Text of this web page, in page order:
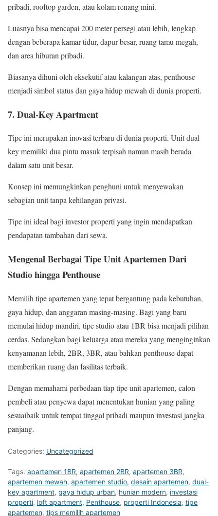
pribadi, rooftop garden, atau kolam renang mini.
Luasnya bisa mencapai 200 meter persegi atau lebih, lengkap
dengan beberapa kamar tidur, dapur besar, ruang tamu megah,
dan area hiburan pribadi.
Biasanya dihuni oleh eksekutif atau kalangan atas, penthouse
menjadi simbol status dan gaya hidup mewah di dunia properti.
7. Dual-Key Apartment
Tipe ini merupakan inovasi terbaru di dunia properti. Unit dual-
key memiliki dua pintu masuk terpisah namun masih berada
dalam satu unit besar.
Konsep ini memungkinkan penghuni untuk menyewakan
sebagian unit tanpa kehilangan privasi.
Tipe ini ideal bagi investor properti yang ingin mendapatkan
pendapatan tambahan dari sewa.
Mengenal Berbagai Tipe Unit Apartemen Dari
Studio hingga Penthouse
Memilih tipe apartemen yang tepat bergantung pada kebutuhan,
gaya hidup, dan anggaran masing-masing. Bagi yang baru
memulai hidup mandiri, tipe studio atau 1BR bisa menjadi pilihan
cerdas. Sedangkan bagi keluarga atau mereka yang menginginkan
kenyamanan lebih, 2BR, 3BR, atau bahkan penthouse dapat
memberikan ruang dan fasilitas terbaik.
Dengan memahami perbedaan tiap tipe unit apartemen, calon
pembeli atau penyewa dapat menentukan hunian yang paling
sesuaibaik untuk tempat tinggal pribadi maupun investasi jangka
panjang.
Categories: Uncategorized
Tags: apartemen 1BR, apartemen 2BR, apartemen 3BR,
apartemen mewah, apartemen studio, desain apartemen, dual-
key apartment, gaya hidup urban, hunian modern, investasi
properti, loft apartment, Penthouse, properti Indonesia, tipe
apartemen, tips memilih apartemen